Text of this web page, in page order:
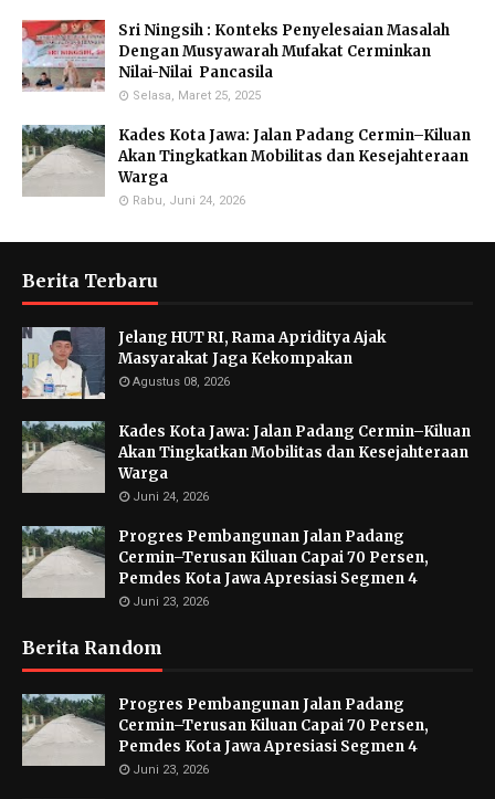
Sri Ningsih : Konteks Penyelesaian Masalah
Dengan Musyawarah Mufakat Cerminkan
Nilai-Nilai Pancasila
Selasa, Maret 25, 2025
Kades Kota Jawa: Jalan Padang Cermin–Kiluan
Akan Tingkatkan Mobilitas dan Kesejahteraan
Warga
Rabu, Juni 24, 2026
Berita Terbaru
Jelang HUT RI, Rama Apriditya Ajak
Masyarakat Jaga Kekompakan
Agustus 08, 2026
Kades Kota Jawa: Jalan Padang Cermin–Kiluan
Akan Tingkatkan Mobilitas dan Kesejahteraan
Warga
Juni 24, 2026
Progres Pembangunan Jalan Padang
Cermin–Terusan Kiluan Capai 70 Persen,
Pemdes Kota Jawa Apresiasi Segmen 4
Juni 23, 2026
Berita Random
Progres Pembangunan Jalan Padang
Cermin–Terusan Kiluan Capai 70 Persen,
Pemdes Kota Jawa Apresiasi Segmen 4
Juni 23, 2026